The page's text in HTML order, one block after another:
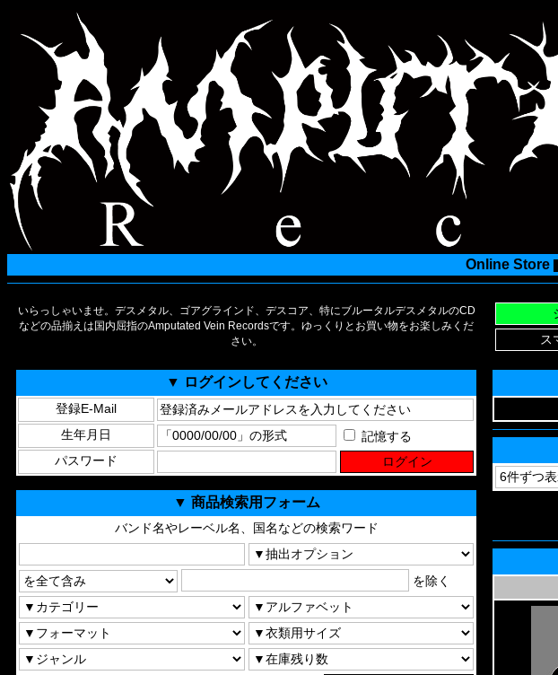
Online Store
いらっしゃいませ。デスメタル、ゴアグラインド、デスコア、特にブルータルデスメタルのCD
などの品揃えは国内屈指のAmputated Vein Recordsです。ゆっくりとお買い物をお楽しみくだ
さい。
▼ ログインしてください
登録E-Mail
生年月日
記憶する
パスワード
▼ 商品検索用フォーム
バンド名やレーベル名、国名などの検索ワード
を除く